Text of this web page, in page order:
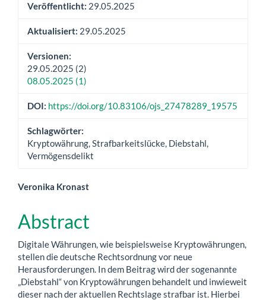
Veröffentlicht: 29.05.2025
Aktualisiert: 29.05.2025
Versionen:
29.05.2025 (2)
08.05.2025 (1)
DOI: https://doi.org/10.83106/ojs_27478289_19575
Schlagwörter:
Kryptowährung, Strafbarkeitslücke, Diebstahl,
Vermögensdelikt
Hauptsächlicher
Artikelinhalt
Veronika Kronast
Abstract
Digitale Währungen, wie beispielsweise Kryptowährungen,
stellen die deutsche Rechtsordnung vor neue
Herausforderungen. In dem Beitrag wird der sogenannte
„Diebstahl“ von Kryptowährungen behandelt und inwieweit
dieser nach der aktuellen Rechtslage strafbar ist. Hierbei